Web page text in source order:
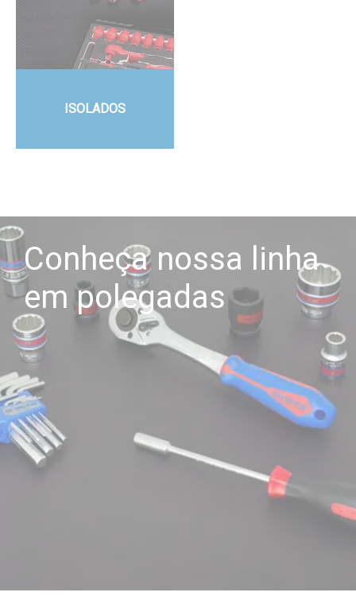
ISOLADOS
Conheça nossa linha
em polegadas